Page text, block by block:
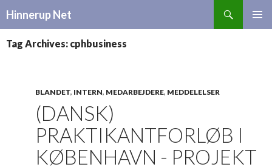
Hinnerup Net
CONTENT
Tag Archives: cphbusiness
BLANDET, INTERN, MEDARBEJDERE, MEDDELELSER
(DANSK)
PRAKTIKANTFORLØB I
KØBENHAVN - PROJEKT